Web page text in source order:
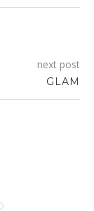
next post
GLAM